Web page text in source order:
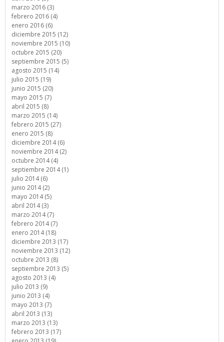
marzo 2016 (3)
febrero 2016 (4)
enero 2016 (6)
diciembre 2015 (12)
noviembre 2015 (10)
octubre 2015 (20)
septiembre 2015 (5)
agosto 2015 (14)
julio 2015 (19)
junio 2015 (20)
mayo 2015 (7)
abril 2015 (8)
marzo 2015 (14)
febrero 2015 (27)
enero 2015 (8)
diciembre 2014 (6)
noviembre 2014 (2)
octubre 2014 (4)
septiembre 2014 (1)
julio 2014 (6)
junio 2014 (2)
mayo 2014 (5)
abril 2014 (3)
marzo 2014 (7)
febrero 2014 (7)
enero 2014 (18)
diciembre 2013 (17)
noviembre 2013 (12)
octubre 2013 (8)
septiembre 2013 (5)
agosto 2013 (4)
julio 2013 (9)
junio 2013 (4)
mayo 2013 (7)
abril 2013 (13)
marzo 2013 (13)
febrero 2013 (17)